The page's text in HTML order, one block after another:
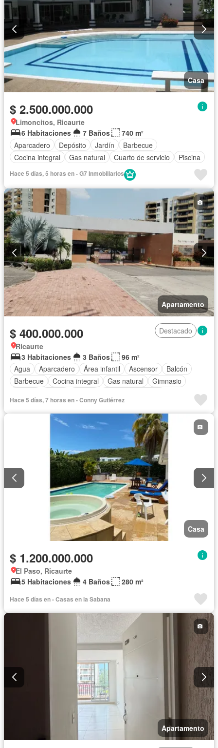
Casa
$ 2.500.000.000
Limoncitos, Ricaurte
6 Habitaciones
7 Baños
740 m²
Aparcadero
Depósito Jardín
Barbecue
Cocina integral
Gas natural Cuarto de servicio Piscina
Hace 5 días, 5 horas en - G7 Inmobiliarios
Apartamento
$ 400.000.000
Destacado
Ricaurte
3 Habitaciones
3 Baños
96 m²
Agua
Aparcadero Área infantil Ascensor
Balcón
Barbecue
Cocina integral Gas natural
Gimnasio
Hace 5 días, 7 horas en - Conny Gutiérrez
Casa
$ 1.200.000.000
El Paso, Ricaurte
5 Habitaciones
4 Baños 280 m²
Hace 5 días en - Casas en la Sabana
Apartamento